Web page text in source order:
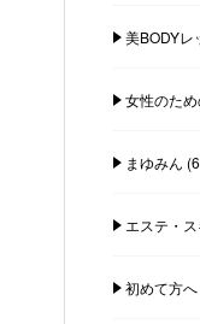
美BODYレ
女性のた
まゆみん
エステ・
初めて方へ